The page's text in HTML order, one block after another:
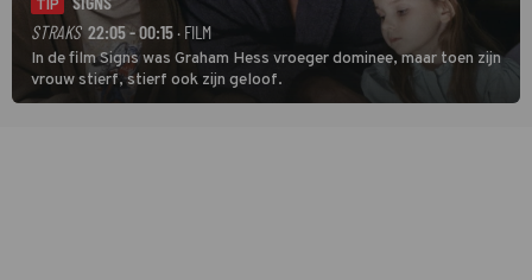
TIP
STRAKS 22:05 - 00:15 · FILM
In de film Signs was Graham Hess vroeger dominee, maar toen zijn
vrouw stierf, stierf ook zijn geloof.